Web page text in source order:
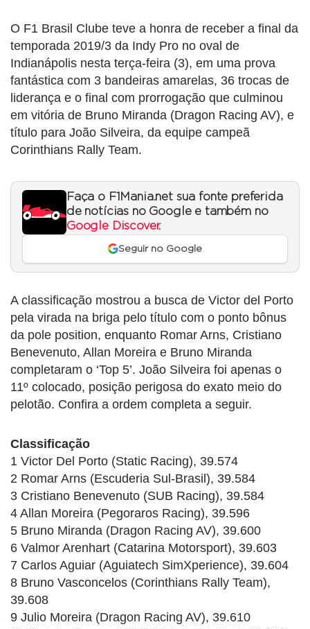
O F1 Brasil Clube teve a honra de receber a final da
temporada 2019/3 da Indy Pro no oval de
Indianápolis nesta terça-feira (3), em uma prova
fantástica com 3 bandeiras amarelas, 36 trocas de
liderança e o final com prorrogação que culminou
em vitória de Bruno Miranda (Dragon Racing AV), e
título para João Silveira, da equipe campeã
Corinthians Rally Team.
Faça o F1Mania.net sua fonte preferida
de notícias no Google e também no
Google Discover.
Seguir no Google
A classificação mostrou a busca de Victor del Porto
pela virada na briga pelo título com o ponto bônus
da pole position, enquanto Romar Arns, Cristiano
Benevenuto, Allan Moreira e Bruno Miranda
completaram o ‘Top 5’. João Silveira foi apenas o
11º colocado, posição perigosa do exato meio do
pelotão. Confira a ordem completa a seguir.
Classificação
1 Victor Del Porto (Static Racing), 39.574
2 Romar Arns (Escuderia Sul-Brasil), 39.584
3 Cristiano Benevenuto (SUB Racing), 39.584
4 Allan Moreira (Pegoraros Racing), 39.596
5 Bruno Miranda (Dragon Racing AV), 39.600
6 Valmor Arenhart (Catarina Motorsport), 39.603
7 Carlos Aguiar (Aguiatech SimXperience), 39.604
8 Bruno Vasconcelos (Corinthians Rally Team),
39.608
9 Julio Moreira (Dragon Racing AV), 39.610